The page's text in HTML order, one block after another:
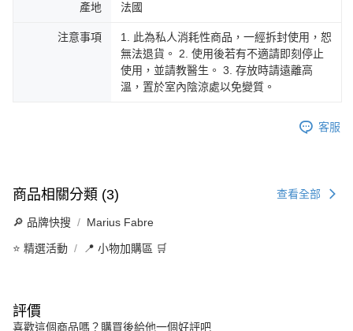
產地 法國
注意事項
1. 此為私人消耗性商品，一經拆封使用，恕
無法退貨。 2. 使用後若有不適請即刻停止
使用，並請教醫生。 3. 存放時請遠離高
溫，置於室內陰涼處以免變質。
客服
商品相關分類 (3) 查看全部
🔎 品牌快搜 Marius Fabre
⭐ 精選活動 📍 小物加購區 🛒
評價
喜歡這個商品嗎？購買後給他一個好評吧